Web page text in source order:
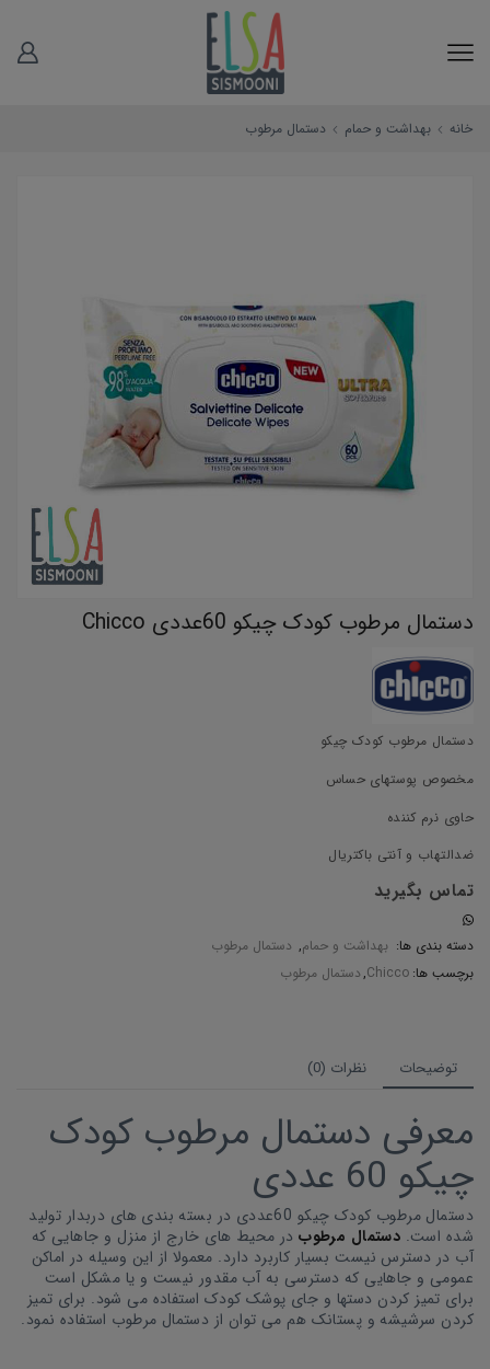
خانه بهداشت و حمام دستمال مرطوب
دستمال مرطوب کودک چیکو 60عددی Chicco
دستمال مرطوب کودک چیکو
مخصوص پوستهای حساس
حاوی نرم کننده
ضدالتهاب و آنتی باکتریال
تماس بگیرید
دسته بندی ها: بهداشت و حمام, دستمال مرطوب
برچسب ها: Chicco
, دستمال مرطوب
توضیحات نظرات (0)
معرفی دستمال مرطوب کودک
چیکو 60 عددی
دستمال مرطوب کودک چیکو 60عددی در بسته بندی های دربدار تولید
شده است. دستمال مرطوبدر محیط های خارج از منزل و جاهایی که
آب در دسترس نیست بسیار کاربرد دارد. معمولا از این وسیله در اماکن
عمومی و جاهایی که دسترسی به آب مقدور نیست و یا مشکل است
برای تمیز کردن دستها و جای پوشک کودک استفاده می شود. برای تمیز
کردن سرشیشه و پستانک هم می توان از دستمال مرطوب استفاده نمود.